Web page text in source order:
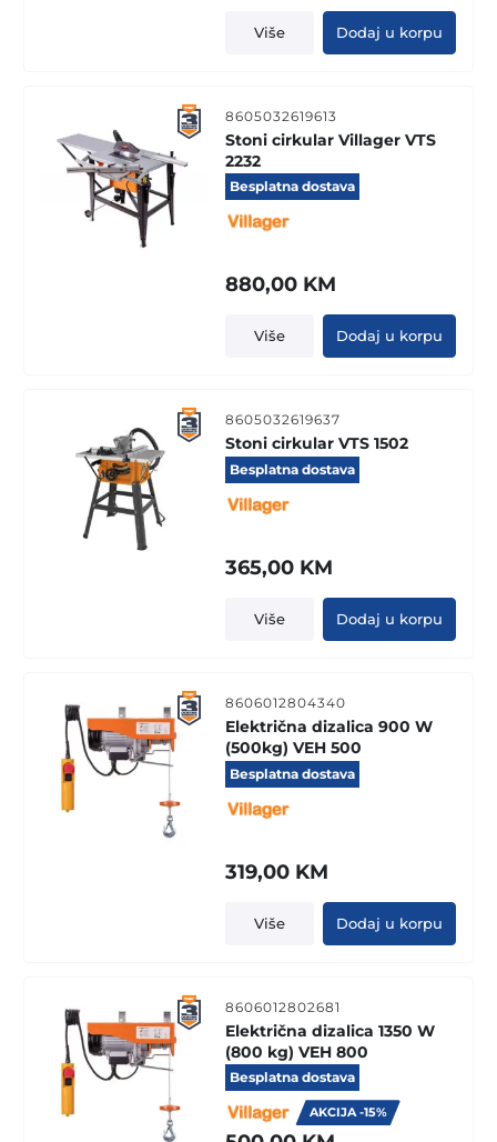
Više Dodaj u korpu
8605032619613
Stoni cirkular Villager VTS
2232
Besplatna dostava
880,00 KM
Više Dodaj u korpu
8605032619637
Stoni cirkular VTS 1502
Besplatna dostava
365,00 KM
Više Dodaj u korpu
8606012804340
Električna dizalica 900 W
(500kg) VEH 500
Besplatna dostava
319,00 KM
Više Dodaj u korpu
8606012802681
Električna dizalica 1350 W
(800 kg) VEH 800
Besplatna dostava
AKCIJA -15%